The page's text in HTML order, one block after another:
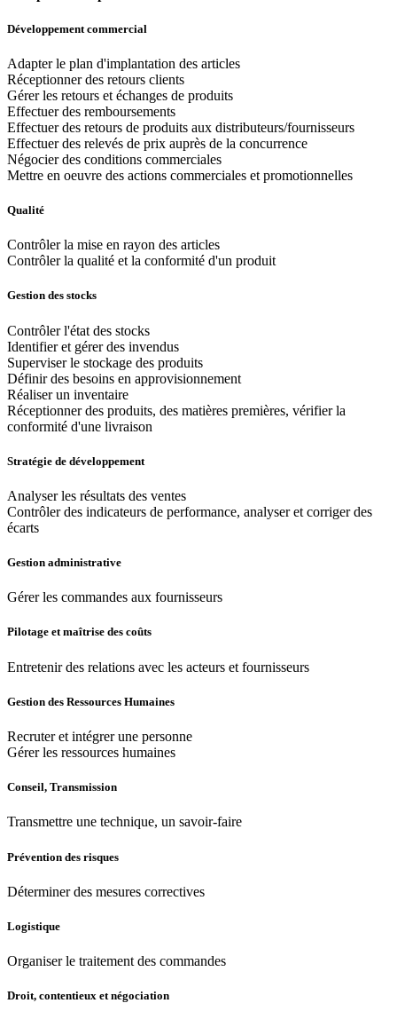
Développement commercial
Adapter le plan d'implantation des articles
Réceptionner des retours clients
Gérer les retours et échanges de produits
Effectuer des remboursements
Effectuer des retours de produits aux distributeurs/fournisseurs
Effectuer des relevés de prix auprès de la concurrence
Négocier des conditions commerciales
Mettre en oeuvre des actions commerciales et promotionnelles
Qualité
Contrôler la mise en rayon des articles
Contrôler la qualité et la conformité d'un produit
Gestion des stocks
Contrôler l'état des stocks
Identifier et gérer des invendus
Superviser le stockage des produits
Définir des besoins en approvisionnement
Réaliser un inventaire
Réceptionner des produits, des matières premières, vérifier la
conformité d'une livraison
Stratégie de développement
Analyser les résultats des ventes
Contrôler des indicateurs de performance, analyser et corriger des
écarts
Gestion administrative
Gérer les commandes aux fournisseurs
Pilotage et maîtrise des coûts
Entretenir des relations avec les acteurs et fournisseurs
Gestion des Ressources Humaines
Recruter et intégrer une personne
Gérer les ressources humaines
Conseil, Transmission
Transmettre une technique, un savoir-faire
Prévention des risques
Déterminer des mesures correctives
Logistique
Organiser le traitement des commandes
Droit, contentieux et négociation